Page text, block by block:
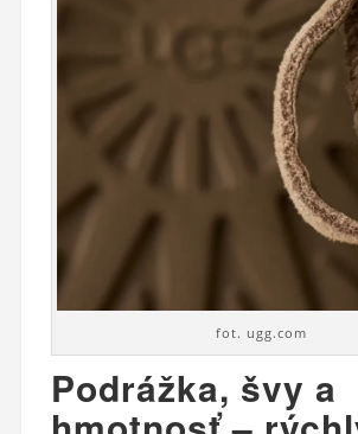
fot. ugg.com
Podrážka, švy a